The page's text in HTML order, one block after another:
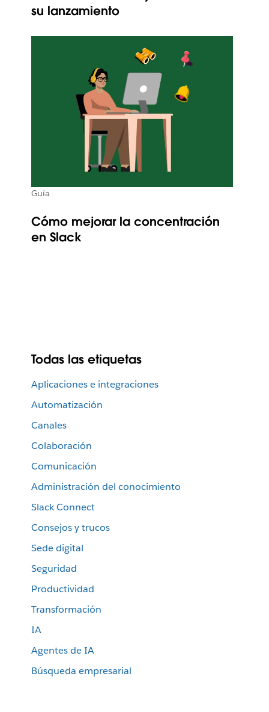
su lanzamiento
Guía
Cómo mejorar la concentración
en Slack
Todas las etiquetas
Aplicaciones e integraciones
Automatización
Canales
Colaboración
Comunicación
Administración del conocimiento
Slack Connect
Consejos y trucos
Sede digital
Seguridad
Productividad
Transformación
IA
Agentes de IA
Búsqueda empresarial